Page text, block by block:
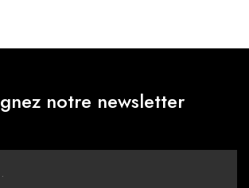
notre newsletter